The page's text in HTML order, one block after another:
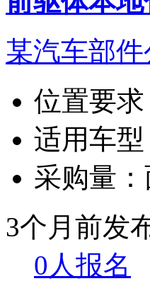
某汽车部件
位置要求
适用车型
采购量：
3个月前发
0人报名